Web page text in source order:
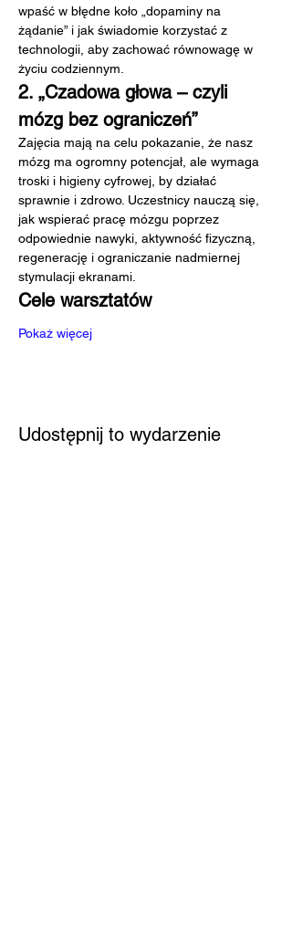
wpaść w błędne koło „dopaminy na
żądanie” i jak świadomie korzystać z
technologii, aby zachować równowagę w
życiu codziennym.
2. „Czadowa głowa – czyli
mózg bez ograniczeń”
Zajęcia mają na celu pokazanie, że nasz
mózg ma ogromny potencjał, ale wymaga
troski i higieny cyfrowej, by działać
sprawnie i zdrowo. Uczestnicy nauczą się,
jak wspierać pracę mózgu poprzez
odpowiednie nawyki, aktywność fizyczną,
regenerację i ograniczanie nadmiernej
stymulacji ekranami.
Cele warsztatów
Pokaż więcej
Udostępnij to wydarzenie